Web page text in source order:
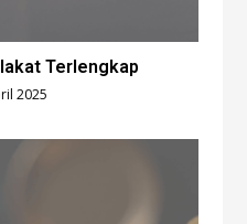
Terlengkap
2025